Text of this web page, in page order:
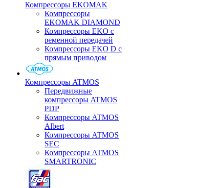
Компрессоры EKOMAK
Компрессоры
EKOMAK DIAMOND
Компрессоры EKO c
ременной передачей
Компрессоры EKO D с
прямым приводом
Компрессоры ATMOS
Передвижные
компрессоры ATMOS
PDP
Компрессоры ATMOS
Albert
Компрессоры ATMOS
SEC
Компрессоры ATMOS
SMARTRONIC